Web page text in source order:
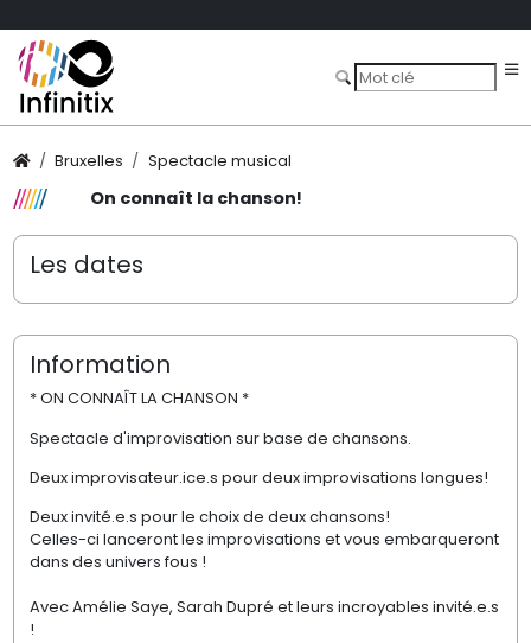
Bruxelles Spectacle musical
On connaît la chanson!
Les dates
Information
* ON CONNAÎT LA CHANSON *
Spectacle d'improvisation sur base de chansons.
Deux improvisateur.ice.s pour deux improvisations longues!
Deux invité.e.s pour le choix de deux chansons!
Celles-ci lanceront les improvisations et vous embarqueront
dans des univers fous !
Avec Amélie Saye, Sarah Dupré et leurs incroyables invité.e.s
!